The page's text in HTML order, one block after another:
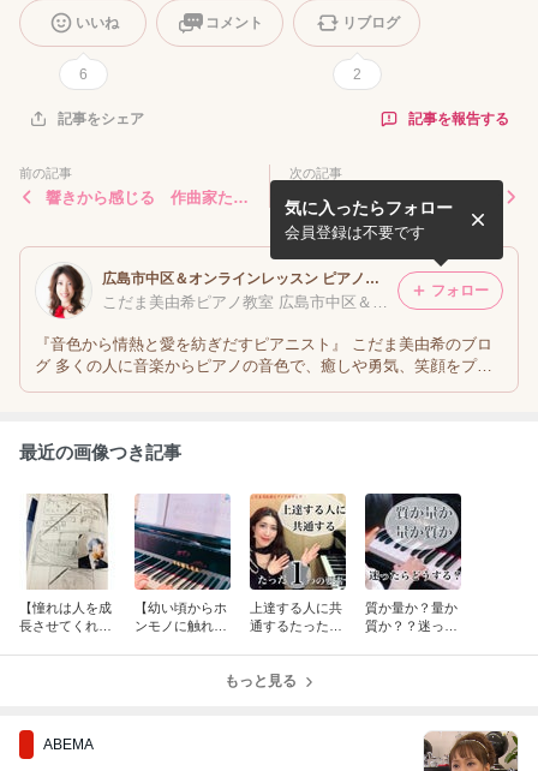
いいね
6
コメント リブログ
2
記事をシェア 記事を報告する
前の記事
響きから感じる 作曲家たち
次の記事
ドイツ人の知人（叔母のよう
な存在）からメールが届か
ず、心配していると、、私も
メール来ない...
広島市中区＆オンラインレッスン ピアノ教室 ピアニスト＆指導者 こだま美由希
『音色から情熱と愛を紡ぎだすピアニスト』 こだま美由希のブロ
グ 多くの人に音楽からピアノの音色で、癒しや勇気、笑顔をプレ
ゼントを、広島・東京でレッスン、オンラインにて日本、世界中の
気に入ったらフォロー
会員登録は不要です
フォロー
最近の画像つき記事
【憧れは人を成
長させてくれ
【幼い頃からホ
ンモノに触れる
上達する人に共
通するたった１
質か量か？量か
質か？？迷った
もっと見る
ABEMA